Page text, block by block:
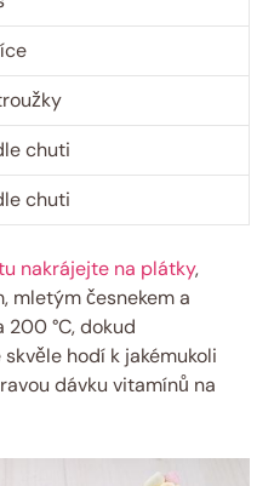
chuti
chuti
nakrájejte na plátky,
mletým česnekem a
200 °C, dokud
hodí k jakémukoli
dávku vitamínů na